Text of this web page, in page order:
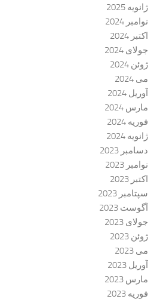
ژانویه 2025
نوامبر 2024
اکتبر 2024
جولای 2024
ژوئن 2024
می 2024
آوریل 2024
مارس 2024
فوریه 2024
ژانویه 2024
دسامبر 2023
نوامبر 2023
اکتبر 2023
سپتامبر 2023
آگوست 2023
جولای 2023
ژوئن 2023
می 2023
آوریل 2023
مارس 2023
فوریه 2023